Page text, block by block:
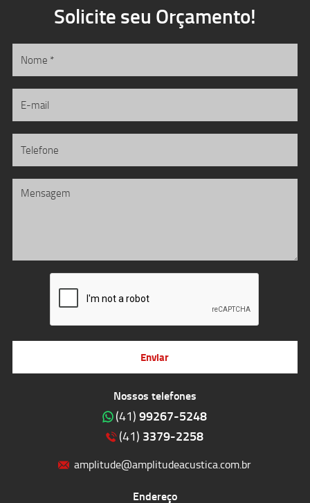
Nossos telefones
(41) 99267-5248
(41) 3379-2258
amplitude@amplitudeacustica.com.br
Endereço
Solicite seu Orçamento!
Enviar